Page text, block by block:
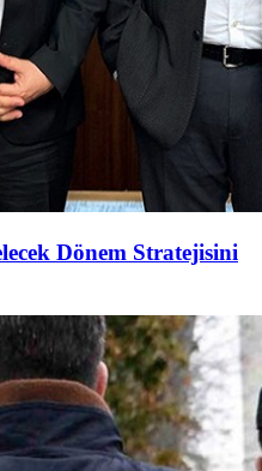
Dönem Stratejisini